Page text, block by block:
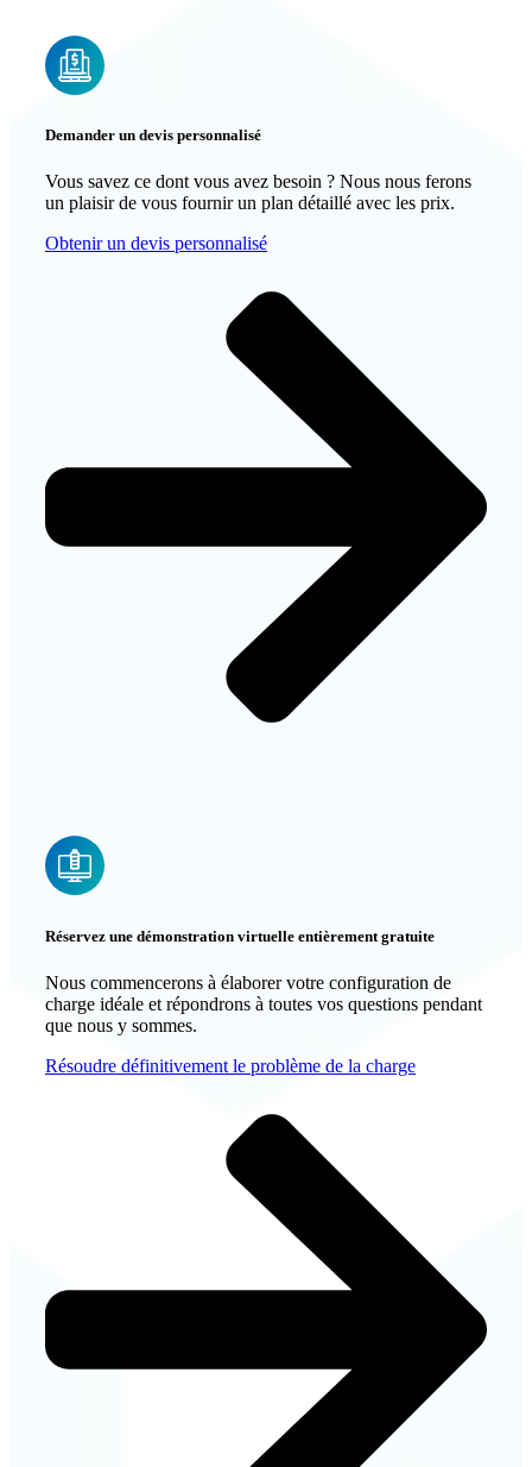
Demander un devis personnalisé
Vous savez ce dont vous avez besoin ? Nous nous ferons
un plaisir de vous fournir un plan détaillé avec les prix.
Obtenir un devis personnalisé
Réservez une démonstration virtuelle entièrement gratuite
Nous commencerons à élaborer votre configuration de
charge idéale et répondrons à toutes vos questions pendant
que nous y sommes.
Résoudre définitivement le problème de la charge